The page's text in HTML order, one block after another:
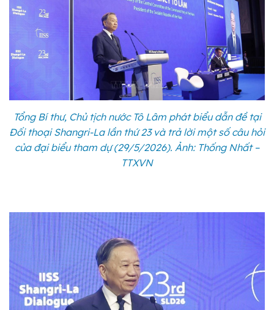
Tổng Bí thư, Chủ tịch nước Tô Lâm phát biểu dẫn đề tại
Đối thoại Shangri-La lần thứ 23 và trả lời một số câu hỏi
của đại biểu tham dự (29/5/2026). Ảnh: Thống Nhất –
TTXVN